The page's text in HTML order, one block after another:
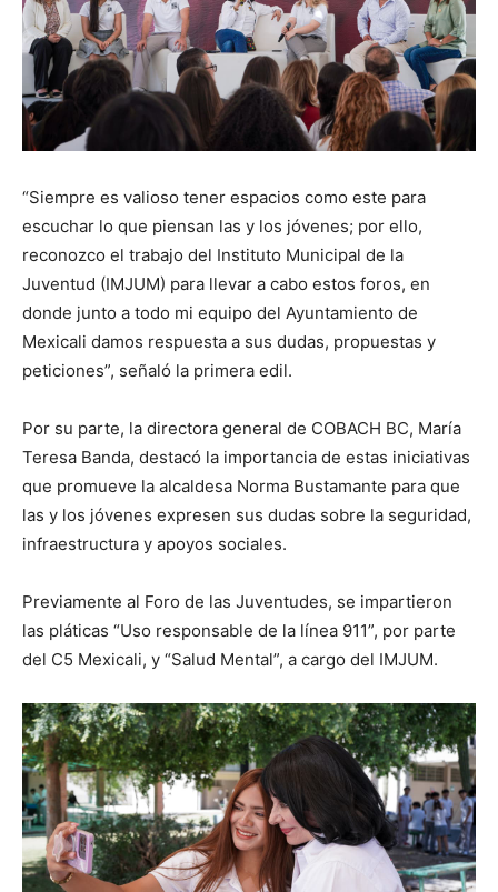
“Siempre es valioso tener espacios como este para
escuchar lo que piensan las y los jóvenes; por ello,
reconozco el trabajo del Instituto Municipal de la
Juventud (IMJUM) para llevar a cabo estos foros, en
donde junto a todo mi equipo del Ayuntamiento de
Mexicali damos respuesta a sus dudas, propuestas y
peticiones”, señaló la primera edil.
Por su parte, la directora general de COBACH BC, María
Teresa Banda, destacó la importancia de estas iniciativas
que promueve la alcaldesa Norma Bustamante para que
las y los jóvenes expresen sus dudas sobre la seguridad,
infraestructura y apoyos sociales.
Previamente al Foro de las Juventudes, se impartieron
las pláticas “Uso responsable de la línea 911”, por parte
del C5 Mexicali, y “Salud Mental”, a cargo del IMJUM.